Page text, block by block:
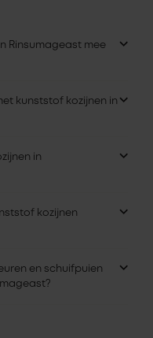
Rinsumageast mee
kunststof kozijnen in
in
kozijnen
en schuifpuien